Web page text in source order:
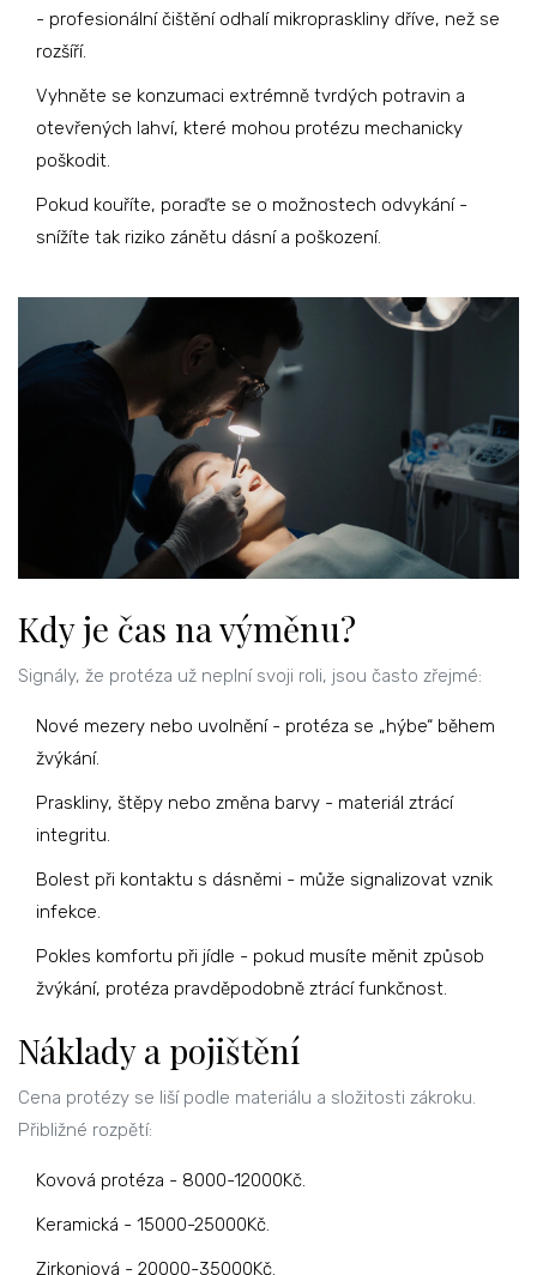
- profesionální čištění odhalí mikropraskliny dříve, než se
rozšíří.
Vyhněte se konzumaci extrémně tvrdých potravin a
otevřených lahví, které mohou protézu mechanicky
poškodit.
Pokud kouříte, poraďte se o možnostech odvykání -
snížíte tak riziko zánětu dásní a poškození.
Kdy je čas na výměnu?
Signály, že protéza už neplní svoji roli, jsou často zřejmé:
Nové mezery nebo uvolnění - protéza se „hýbe“ během
žvýkání.
Praskliny, štěpy nebo změna barvy - materiál ztrácí
integritu.
Bolest při kontaktu s dásněmi - může signalizovat vznik
infekce.
Pokles komfortu při jídle - pokud musíte měnit způsob
žvýkání, protéza pravděpodobně ztrácí funkčnost.
Náklady a pojištění
Cena protézy se liší podle materiálu a složitosti zákroku.
Přibližné rozpětí:
Kovová protéza - 8000-12000Kč.
Keramická - 15000-25000Kč.
Zirkoniová - 20000-35000Kč.